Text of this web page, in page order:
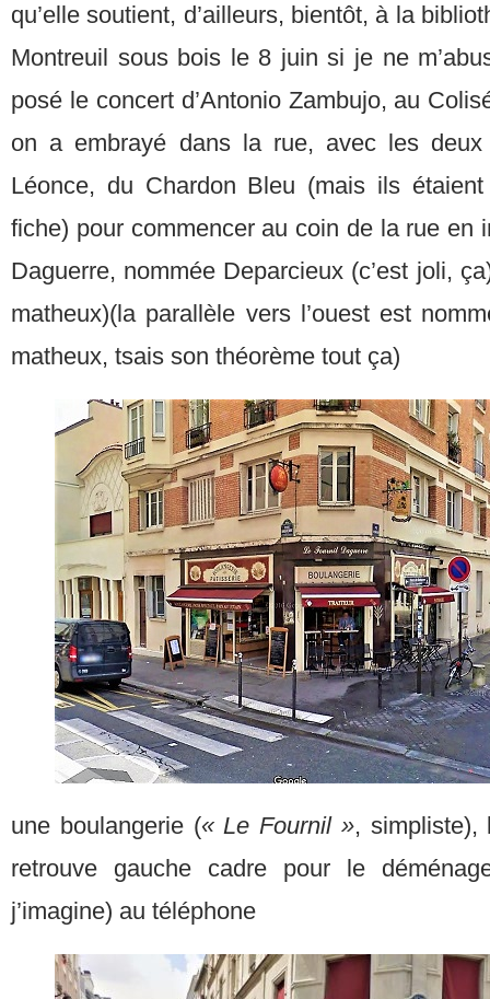
qu’elle soutient, d’ailleurs, bientôt, à la
Montreuil sous bois le 8 juin si je ne
posé le concert d’Antonio Zambujo, au
on a embrayé dans la rue, avec les deux
Léonce, du Chardon Bleu (mais ils étaient
fiche) pour commencer au coin de la rue en
Daguerre, nommée Deparcieux (c’est joli,
matheux)(la parallèle vers l’ouest est
matheux, tsais son théorème tout ça)
une boulangerie (« Le Fournil », simpliste),
retrouve gauche cadre pour le
j’imagine) au téléphone